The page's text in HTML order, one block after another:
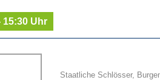
15:30 Uhr
Staatliche Schlösser,